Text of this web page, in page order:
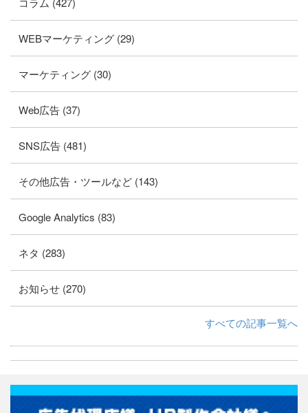
WEBマーケティング (29)
マーケティング (30)
Web広告 (37)
SNS広告 (481)
その他広告・ツールなど (143)
Google Analytics (83)
ネタ (283)
お知らせ (270)
すべての記事一覧へ